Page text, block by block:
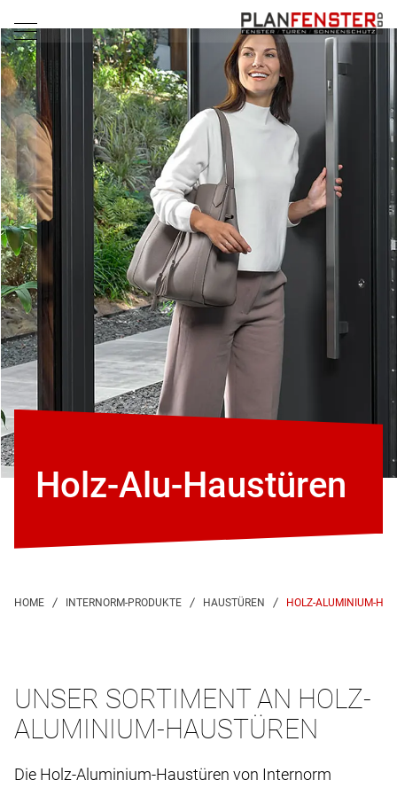
Holz-Alu-Haustüren
HOLZ-ALUMINIUM-
UNSER SORTIMENT AN HOLZ-
ALUMINIUM-HAUSTÜREN
Die Holz-Aluminium-Haustüren von Internorm